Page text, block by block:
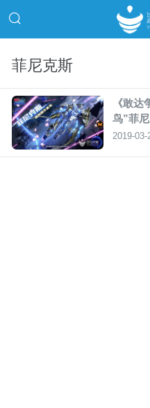
菲尼克斯
《敢
鸟”菲
2019-